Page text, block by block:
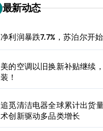
最新动态
净利润暴跌7.7%，苏泊尔开
美的空调以旧换新补贴继续
装！
追觅清洁电器全球累计出货
术创新驱动多品类增长